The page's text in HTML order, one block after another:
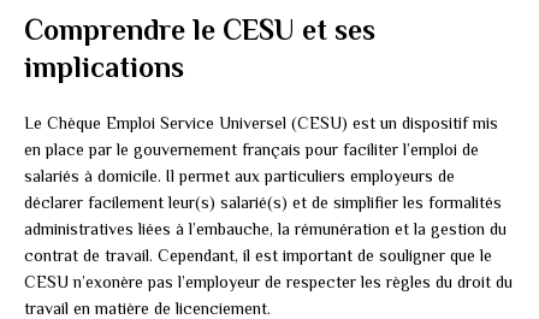
Comprendre le CESU et ses
implications
Le Chèque Emploi Service Universel (CESU) est un dispositif mis
en place par le gouvernement français pour faciliter l’emploi de
salariés à domicile. Il permet aux particuliers employeurs de
déclarer facilement leur(s) salarié(s) et de simplifier les formalités
administratives liées à l’embauche, la rémunération et la gestion du
contrat de travail. Cependant, il est important de souligner que le
CESU n’exonère pas l’employeur de respecter les règles du droit du
travail en matière de licenciement.